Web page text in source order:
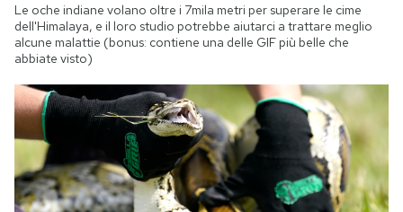
Le oche indiane volano oltre i 7mila metri per superare le cime
dell'Himalaya, e il loro studio potrebbe aiutarci a trattare meglio
alcune malattie (bonus: contiene una delle GIF più belle che
abbiate visto)